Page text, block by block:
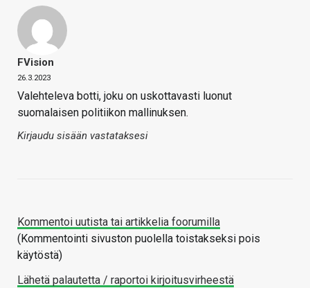
FVision
26.3.2023
Valehteleva botti, joku on uskottavasti luonut
suomalaisen politiikon mallinuksen.
Kirjaudu sisään vastataksesi
Kommentoi uutista tai artikkelia foorumilla
(Kommentointi sivuston puolella toistakseksi pois
käytöstä)
Lähetä palautetta / raportoi kirjoitusvirheestä